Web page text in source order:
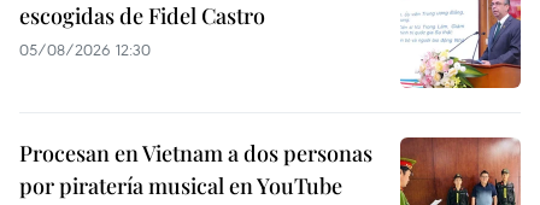
escogidas de Fidel Castro
05/08/2026 12:30
Procesan en Vietnam a dos personas
por piratería musical en YouTube